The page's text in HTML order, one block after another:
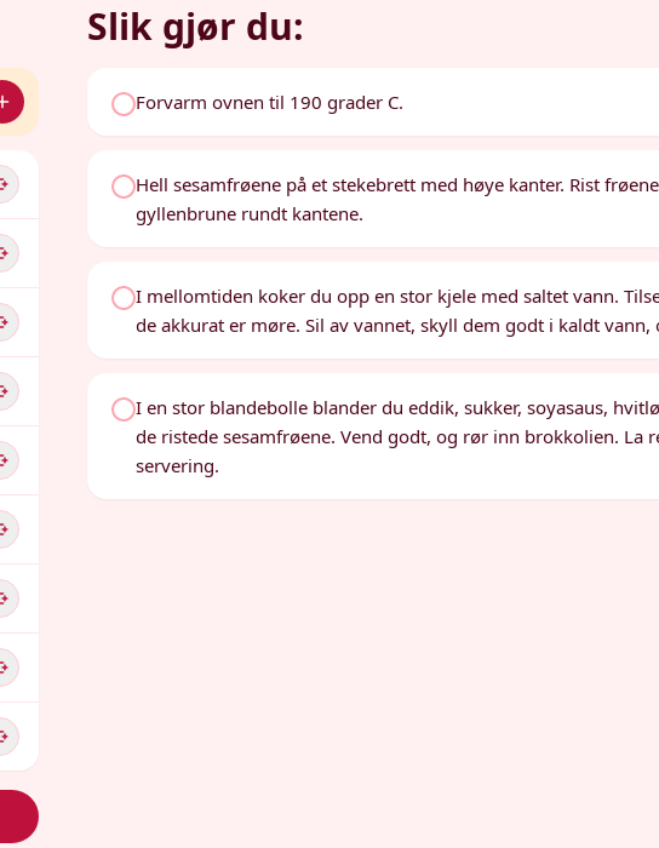
Slik gjør du:
Forvarm ovnen til 190 grader C.
Hell sesamfrøene på et stekebrett med høye kanter. Rist
gyllenbrune rundt kantene.
I mellomtiden koker du opp en stor kjele med saltet vann.
de akkurat er møre. Sil av vannet, skyll dem godt i kaldt vann,
I en stor blandebolle blander du eddik, sukker, soyasaus,
de ristede sesamfrøene. Vend godt, og rør inn brokkolien.
servering.